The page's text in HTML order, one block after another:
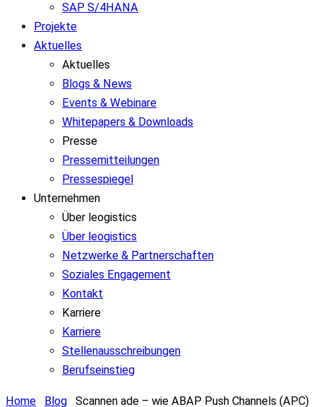
SAP S/4HANA
Projekte
Aktuelles
Aktuelles
Blogs & News
Events & Webinare
Whitepapers & Downloads
Presse
Pressemitteilungen
Pressespiegel
Unternehmen
Über leogistics
Über leogistics
Netzwerke & Partnerschaften
Soziales Engagement
Kontakt
Karriere
Karriere
Stellenausschreibungen
Berufseinstieg
Home Blog Scannen ade – wie ABAP Push Channels (APC)